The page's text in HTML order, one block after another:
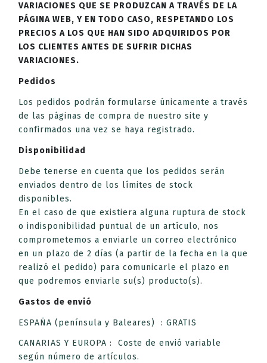
VARIACIONES QUE SE PRODUZCAN A TRAVÉS DE LA
PÁGINA WEB, Y EN TODO CASO, RESPETANDO LOS
PRECIOS A LOS QUE HAN SIDO ADQUIRIDOS POR
LOS CLIENTES ANTES DE SUFRIR DICHAS
VARIACIONES.
Pedidos
Los pedidos podrán formularse únicamente a través
de las páginas de compra de nuestro site y
confirmados una vez se haya registrado.
Disponibilidad
Debe tenerse en cuenta que los pedidos serán
enviados dentro de los límites de stock
disponibles.
En el caso de que existiera alguna ruptura de stock
o indisponibilidad puntual de un artículo, nos
comprometemos a enviarle un correo electrónico
en un plazo de 2 días (a partir de la fecha en la que
realizó el pedido) para comunicarle el plazo en
que podremos enviarle su(s) producto(s).
Gastos deenvió
ESPAÑA (península y Baleares) : GRATIS
CANARIAS Y EUROPA : Coste de envió variable
según número de artículos.